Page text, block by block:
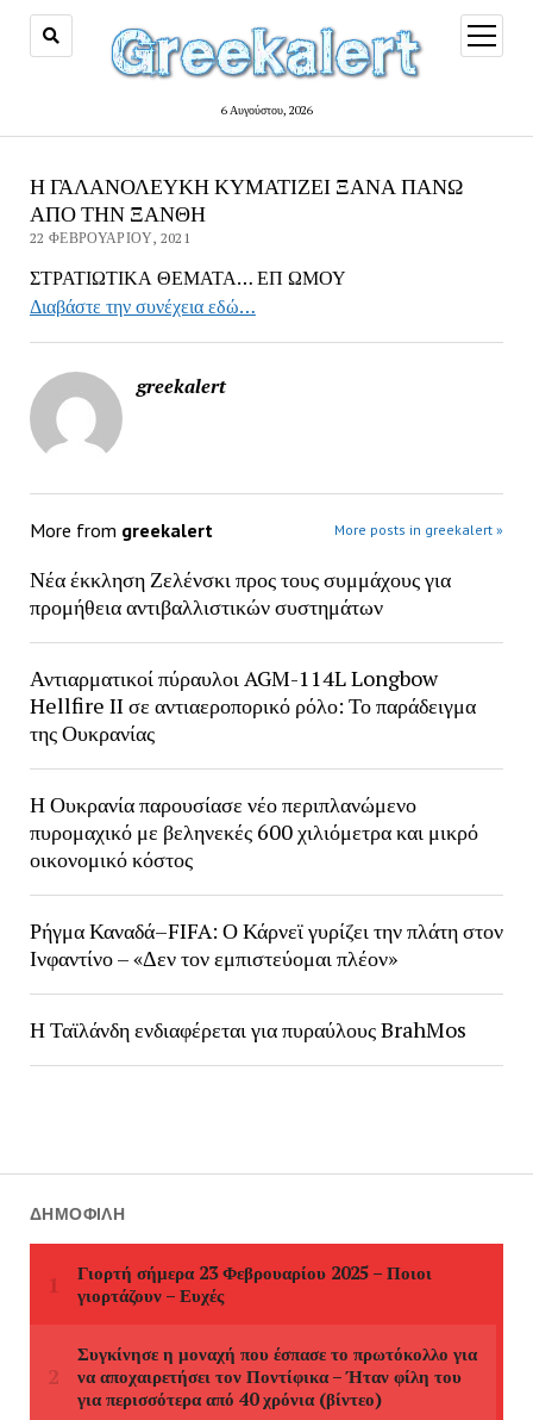
6 Αυγούστου, 2026
open
menu
Η ΓΑΛΑΝΟΛΕΥΚΗ ΚΥΜΑΤΙΖΕΙ ΞΑΝΑ ΠΑΝΩ
ΑΠΟ ΤΗΝ ΞΑΝΘΗ
22 ΦΕΒΡΟΥΑΡΊΟΥ, 2021
ΣΤΡΑΤΙΩΤΙΚΑ ΘΕΜΑΤΑ… ΕΠ ΩΜΟΥ
Διαβάστε την συνέχεια εδώ…
greekalert
More from greekalert More posts in greekalert »
Νέα έκκληση Ζελένσκι προς τους συμμάχους για
προμήθεια αντιβαλλιστικών συστημάτων
Αντιαρματικοί πύραυλοι AGM-114L Longbow
Hellfire II σε αντιαεροπορικό ρόλο: Το παράδειγμα
της Ουκρανίας
Η Ουκρανία παρουσίασε νέο περιπλανώμενο
πυρομαχικό με βεληνεκές 600 χιλιόμετρα και μικρό
οικονομικό κόστος
Ρήγμα Καναδά–FIFA: Ο Κάρνεϊ γυρίζει την πλάτη στον
Ινφαντίνο – «Δεν τον εμπιστεύομαι πλέον»
Η Ταϊλάνδη ενδιαφέρεται για πυραύλους BrahMos
ΔΗΜΟΦΙΛΉ